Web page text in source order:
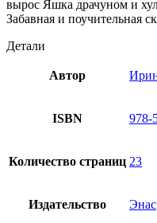
вырос Яшка драчуном и
Забавная и поучительная
Детали
Автор
ISBN 978-
Количество страниц 23
Издательство Энас